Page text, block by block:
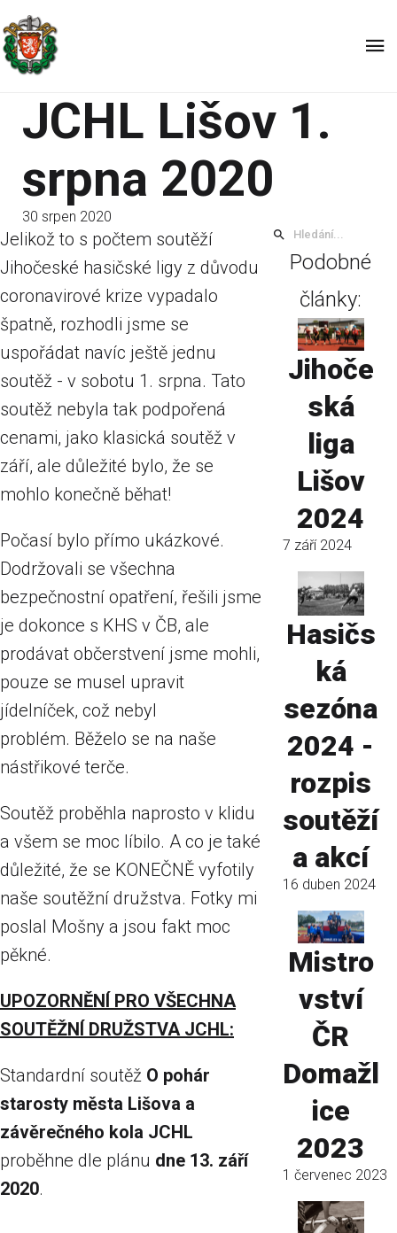
JCHL Lišov 1.
srpna 2020
30 srpen 2020
Jelikož to s počtem soutěží
Jihočeské hasičské ligy z důvodu
coronavirové krize vypadalo
špatně, rozhodli jsme se
uspořádat navíc ještě jednu
soutěž - v sobotu 1. srpna. Tato
soutěž nebyla tak podpořená
cenami, jako klasická soutěž v
září, ale důležité bylo, že se
mohlo konečně běhat!
Počasí bylo přímo ukázkové.
Dodržovali se všechna
bezpečnostní opatření, řešili jsme
je dokonce s KHS v ČB, ale
prodávat občerstvení jsme mohli,
pouze se musel upravit
jídelníček, což nebyl
problém. Běželo se na naše
nástřikové terče.
Soutěž proběhla naprosto v klidu
a všem se moc líbilo. A co je také
důležité, že se KONEČNĚ vyfotily
naše soutěžní družstva. Fotky mi
poslal Mošny a jsou fakt moc
pěkné.
UPOZORNĚNÍ PRO VŠECHNA
SOUTĚŽNÍ DRUŽSTVA JCHL:
Standardní soutěž O pohár
starosty města Lišova a
závěrečného kola JCHL
proběhne dle plánu dne 13. září
2020.
Podobné
články:
Jihoče
ská
liga
Lišov
2024
7 září 2024
Hasičs
ká
sezóna
2024 -
rozpis
soutěží
a akcí
16 duben 2024
Mistro
vství
ČR
Domažl
ice
2023
1 červenec 2023